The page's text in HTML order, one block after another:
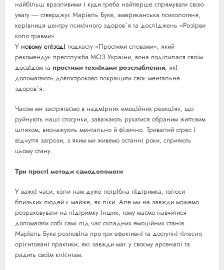
найбільш вразливими і куди треба найперше спрямувати свою
увагу — стверджує Маріель Буке, американська психологиня,
керівниця центру психічного здоров’я та досліджень «Розірви
коло травми».
У новому епізоді подкасту «Простими словами», який
рекомендує пресслужба МОЗ України, вона поділилася своїм
досвідом та простими техніками розслаблення, які
допомагають довгостроково покращити своє ментальне
здоровʼя.
Часом ми застрягаємо в надмірних емоційних реакціях, що
руйнують наші стосунки, заважають рухатися обраним життєвим
шляхом, виснажують ментально й фізично. Тривалий стрес і
відчуття загрози, з яким ми живемо останні роки, сприяють
цьому стану.
Три прості методи самодопомоги
У важкі часи, коли нам дуже потрібна підтримка, голоси
близьких людей є майже, як ліки. Але ми на завжди можемо
розраховувати на підтримку інших, тому маємо навчитися
допомагати собі самі під час складних емоційних станів.
Маріель Буке розповіла про три ефективні та доступні тілесно
орієнтовані практики, які завжди має у своєму арсеналі та
радить своїм клієнтам.